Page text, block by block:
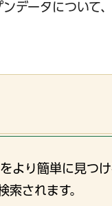
データについ
より簡単に見つけ
されます。